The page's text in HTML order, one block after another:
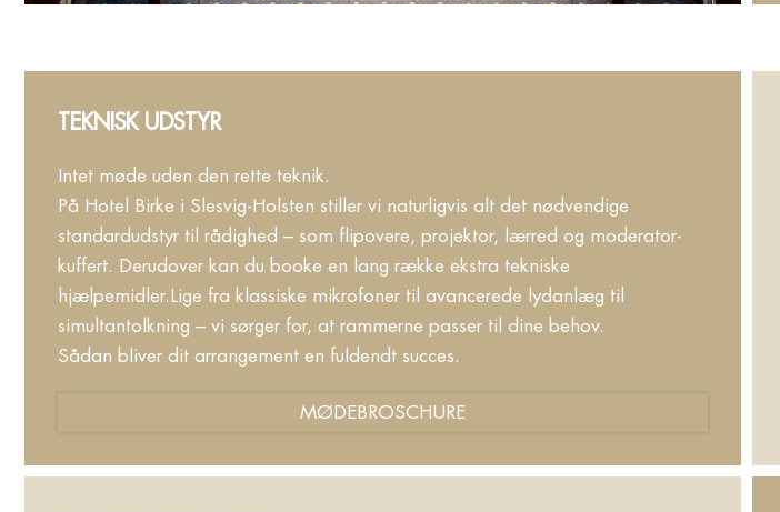
TEKNISK UDSTYR
Intet møde uden den rette teknik.
På Hotel Birke i Slesvig-Holsten stiller vi naturligvis alt det nødvendige
standardudstyr til rådighed – som flipovere, projektor, lærred og moderator-
kuffert. Derudover kan du booke en lang række ekstra tekniske
hjælpemidler.Lige fra klassiske mikrofoner til avancerede lydanlæg til
simultantolkning – vi sørger for, at rammerne passer til dine behov.
Sådan bliver dit arrangement en fuldendt succes.
MØDEBROSCHURE